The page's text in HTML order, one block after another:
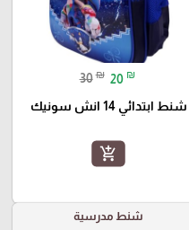
30 ₪ 20 ₪
شنط ابتدائي 14 انش سونيك
add_shopping_cart
شنط مدرسية